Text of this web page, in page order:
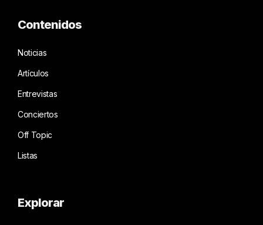
Contenidos
Noticias
Artículos
Entrevistas
Conciertos
Off Topic
Listas
Explorar